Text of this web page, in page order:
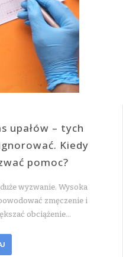
upałów – tych
Kiedy
pomoc?
wyzwanie. Wysoka
zmęczenie i
obciążenie…